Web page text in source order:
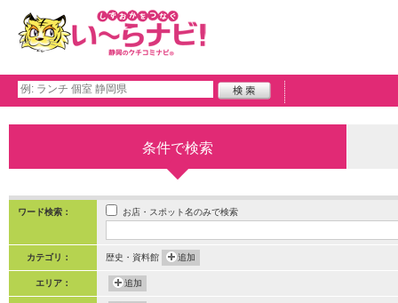
条件で検索
ワード検索： お店・スポット名のみで検索
カテゴリ： 歴史・資料館 追加
エリア： 追加